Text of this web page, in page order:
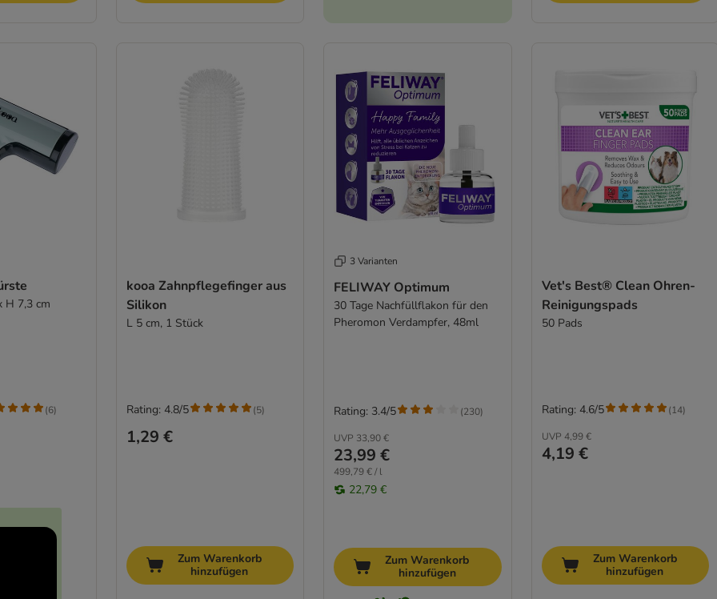
H 7,3 cm
(6)
kooa Zahnpflegefinger aus
Silikon
L 5 cm, 1 Stück
1,29 €
Rating: 4.8/5 (5)
Zum Warenkorb
hinzufügen
3 Varianten
FELIWAY Optimum
30 Tage Nachfüllflakon für den
Pheromon Verdampfer, 48ml
UVP 33,90 €
23,99 €
499,79 € / l
22,79 €
Rating: 3.4/5 (230)
Zum Warenkorb
hinzufügen
Vet's Best® Clean Ohren-
Reinigungspads
50 Pads
UVP 4,99 €
4,19 €
Rating: 4.6/5 (14)
Zum Warenkorb
hinzufügen